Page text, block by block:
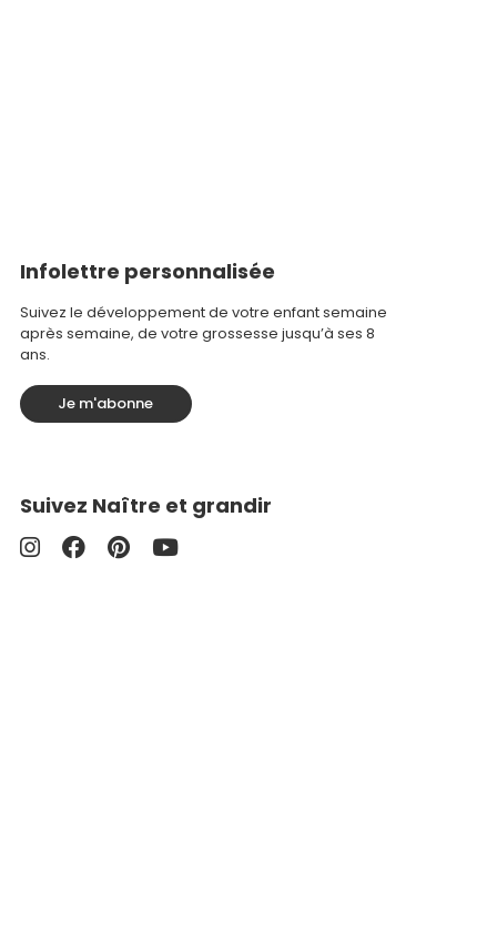
Infolettre personnalisée
Suivez le développement de votre enfant semaine
après semaine, de votre grossesse jusqu’à ses 8
ans.
Je m'abonne
Suivez Naître et grandir